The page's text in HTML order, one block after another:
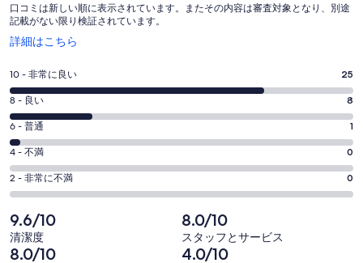
口コミは新しい順に表示されています。またその内容は審査対象となり、別途
記載がない限り検証されています。
詳細はこちら
新
い
ウ
ィ
ン
ド
ウ
で
開
く
評
価
10
-
34
件
の
口
コ
ミ
中
10 - 非常に良い 25
評
価
8
-
34
件
口
コ
ミ
8 - 良い 8
評
価
6
-
34
件
の
口
6 - 普通 1
評
価
4
34
件
の
4 - 不満 0
評
価
2
-
34
2 - 非常に不満 0
9.6/10
清潔度
8.0/10
スタッフとサービス
8.0/10 4.0/10